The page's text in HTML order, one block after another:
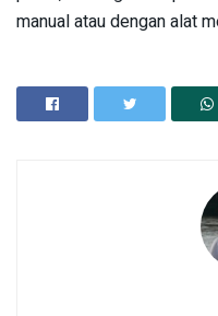
manual atau dengan alat